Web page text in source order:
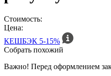
Стоимость:
Цена:
КЕШБЭК 5-15%
Собрать похожий
Важно! Перед оформлением